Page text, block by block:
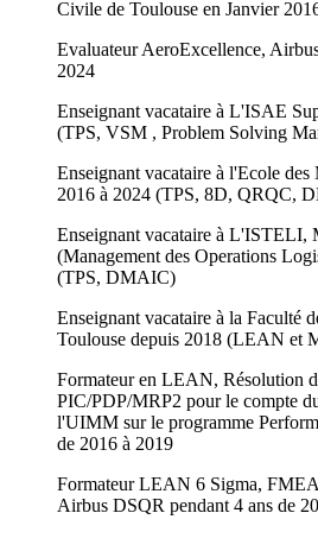
Civile de Toulouse en Janvier
Evaluateur AeroExcellence,
2024
Enseignant vacataire à L'ISAE
(TPS, VSM , Problem Solving
Enseignant vacataire à l'Ecole
2016 à 2024 (TPS, 8D, QRQC,
Enseignant vacataire à L'ISTELI,
(Management des Operations
(TPS, DMAIC)
Enseignant vacataire à la Faculté
Toulouse depuis 2018 (LEAN et
Formateur en LEAN, Résolution
PIC/PDP/MRP2 pour le compte
l'UIMM sur le programme
de 2016 à 2019
Formateur LEAN 6 Sigma,
Airbus DSQR pendant 4 ans de